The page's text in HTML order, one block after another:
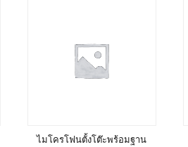
ไมโครโฟนตั้งโต๊ะพร้อมฐาน